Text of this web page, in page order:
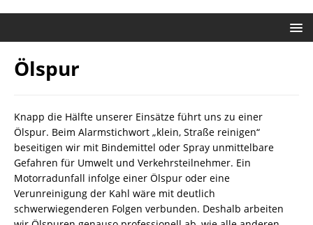
Ölspur
Knapp die Hälfte unserer Einsätze führt uns zu einer
Ölspur. Beim Alarmstichwort „klein, Straße reinigen“
beseitigen wir mit Bindemittel oder Spray unmittelbare
Gefahren für Umwelt und Verkehrsteilnehmer. Ein
Motorradunfall infolge einer Ölspur oder eine
Verunreinigung der Kahl wäre mit deutlich
schwerwiegenderen Folgen verbunden. Deshalb arbeiten